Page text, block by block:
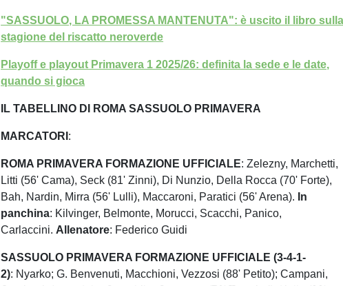
"SASSUOLO, LA PROMESSA MANTENUTA": è uscito il libro sulla
stagione del riscatto neroverde
Playoff e playout Primavera 1 2025/26: definita la sede e le date,
quando si gioca
IL TABELLINO DI ROMA SASSUOLO PRIMAVERA
MARCATORI :
ROMA PRIMAVERA FORMAZIONE UFFICIALE: Zelezny, Marchetti,
Litti (56' Cama), Seck (81' Zinni), Di Nunzio, Della Rocca (70' Forte),
Bah, Nardin, Mirra (56' Lulli), Maccaroni, Paratici (56' Arena). In
panchina: Kilvinger, Belmonte, Morucci, Scacchi, Panico,
Carlaccini. Allenatore: Federico Guidi
SASSUOLO PRIMAVERA FORMAZIONE UFFICIALE (3-4-1-
2): Nyarko; G. Benvenuti, Macchioni, Vezzosi (88' Petito); Campani,